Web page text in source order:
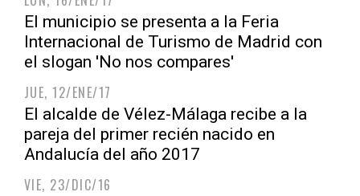
El municipio se presenta a la Feria
Internacional de Turismo de Madrid con
el slogan 'No nos compares'
JUE, 12/ENE/17
El alcalde de Vélez-Málaga recibe a la
pareja del primer recién nacido en
Andalucía del año 2017
VIE, 23/DIC/16